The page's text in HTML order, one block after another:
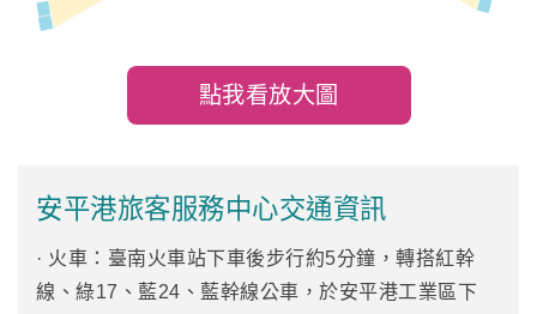
點我看放大圖
安平港旅客服務中心交通資訊
· 火車：臺南火車站下車後步行約5分鐘，轉搭紅幹
線、綠17、藍24、藍幹線公車，於安平港工業區下